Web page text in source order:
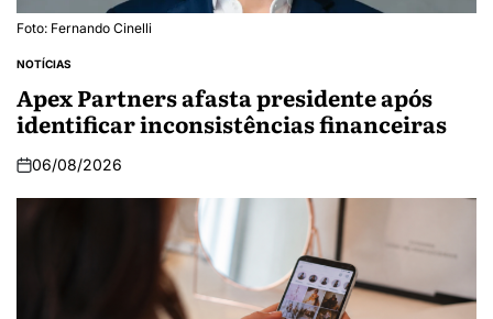
Foto: Fernando Cinelli
NOTÍCIAS
Apex Partners afasta presidente após
identificar inconsistências financeiras
06/08/2026